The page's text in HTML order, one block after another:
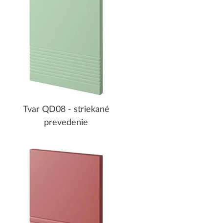
Tvar QD08 - striekané
prevedenie